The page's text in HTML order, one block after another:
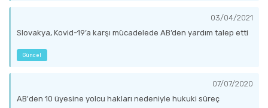
03/04/2021
Slovakya, Kovid-19’a karşı mücadelede AB’den yardım talep etti
Güncel
07/07/2020
AB'den 10 üyesine yolcu hakları nedeniyle hukuki süreç